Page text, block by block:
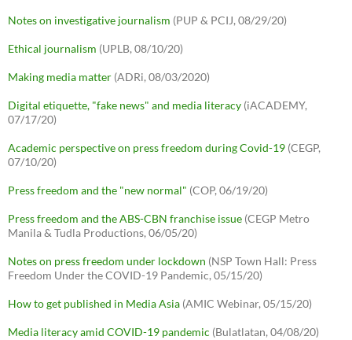
Notes on investigative journalism (PUP & PCIJ, 08/29/20)
Ethical journalism (UPLB, 08/10/20)
Making media matter (ADRi, 08/03/2020)
Digital etiquette, "fake news" and media literacy (iACADEMY,
07/17/20)
Academic perspective on press freedom during Covid-19 (CEGP,
07/10/20)
Press freedom and the "new normal" (COP, 06/19/20)
Press freedom and the ABS-CBN franchise issue (CEGP Metro
Manila & Tudla Productions, 06/05/20)
Notes on press freedom under lockdown (NSP Town Hall: Press
Freedom Under the COVID-19 Pandemic, 05/15/20)
How to get published in Media Asia (AMIC Webinar, 05/15/20)
Media literacy amid COVID-19 pandemic (Bulatlatan, 04/08/20)